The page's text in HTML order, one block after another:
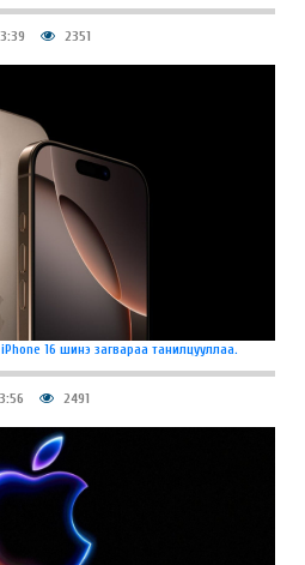
2351
16 шинэ загвараа танилцууллаа.
2491